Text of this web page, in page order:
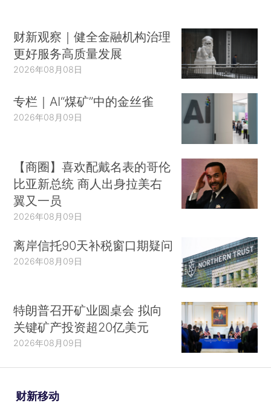
财新观察｜健全金融机构治理
更好服务高质量发展
2026年08月08日
专栏｜AI“煤矿”中的金丝雀
2026年08月09日
【商圈】喜欢配戴名表的哥伦
比亚新总统 商人出身拉美右
翼又一员
2026年08月09日
离岸信托90天补税窗口期疑问
2026年08月09日
特朗普召开矿业圆桌会 拟向
关键矿产投资超20亿美元
2026年08月09日
财新移动